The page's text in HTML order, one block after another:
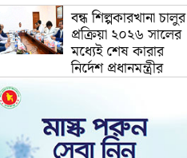
বন্ধ শিল্পকারখানা চালুর
প্রক্রিয়া ২০২৬ সালের
মধ্যেই শেষ কারার
নির্দেশ প্রধানমন্ত্রীর